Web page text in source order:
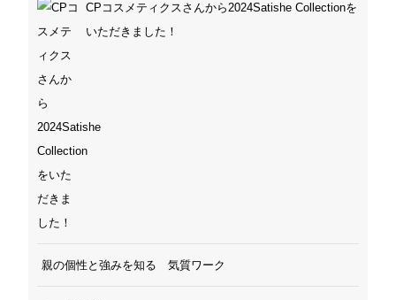
CPコスメティクスさんから2024Satishe Collectionを
いただきました！
親の個性と強みを知る 気質ワーク